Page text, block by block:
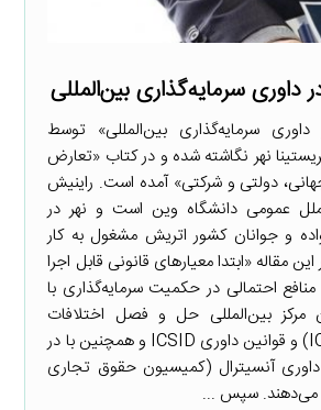
داوری سرمایه‌گذاری بین‌المللی
سرمایه‌گذاری بین‌المللی» توسط
نهر نگاشته شده و در کتاب «تعارض
دولتی و شرکتی» آمده است. راینیش
عمومی دانشگاه وین است و نهر در
و جوانان کشور اتریش مشغول به کار
مقاله «ابتدا معیارهای قانونی قابل اجرا
احتمالی در حکمیت سرمایه‌گذاری با
مرکز بین‌المللی حل و فصل اختلافات
سرمایه‌گذاری (ICSID) و قوانین داوری ICSID و همچنین با در
آنسیترال (کمیسیون حقوق تجاری
می‌دهند. سپس ...